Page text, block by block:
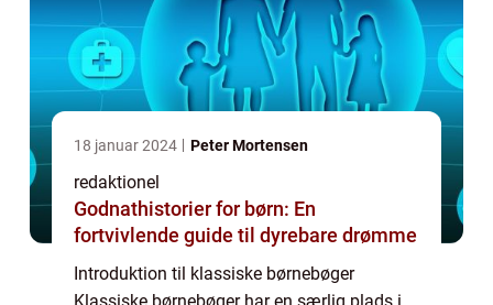
18 januar 2024 Peter Mortensen
redaktionel
Godnathistorier for børn: En
fortvivlende guide til dyrebare drømme
Introduktion til klassiske børnebøger
Klassiske børnebøger har en særlig plads i